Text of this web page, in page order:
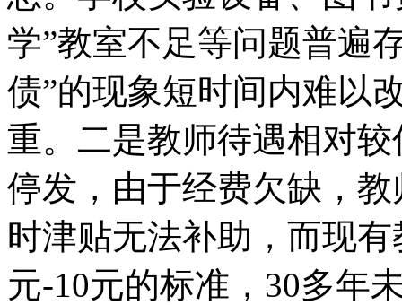
学”教室不足等问题普遍
债”的现象短时间内难以
重。二是教师待遇相对
停发，由于经费欠缺，
时津贴无法补助，而现
元-10元的标准，30多年